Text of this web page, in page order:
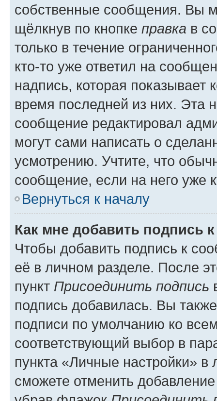
собственные сообщения. Вы
щёлкнув по кнопке правка в
только в течение
кто-то уже ответил на
надпись, которая показывает
время последней из них. Эта
сообщение редактировал
могут сами написать о
усмотрению. Учтите, что
сообщение, если на него уже
Вернуться к началу
Как мне добавить подпись
Чтобы добавить подпись к
её в личном разделе. После
пункт Присоединить подпись
подпись добавилась. Вы
подписи по умолчанию ко
соответствующий выбор в
пункта «Личные настройки»
сможете отменить